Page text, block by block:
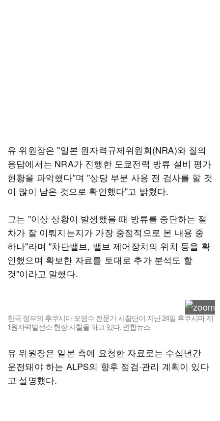
유 위원장은 "일본 원자력규제위원회(NRA)와 질의
응답에서는 NRA가 진행한 도쿄전력 방류 설비 평가
현황을 파악했다"며 "상당 부분 사용 전 검사를 할 것
이 많이 남은 것으로 확인했다"고 밝혔다.
그는 "이상 상황이 발생했을 때 방류를 중단하는 절
차가 잘 이뤄지는지가 가장 중점적으로 본 내용 중
하나"라며 "차단밸브, 밸브 제어장치의 위치 등을 확
인했으며 확보한 자료를 토대로 추가 분석도 할
것"이라고 말했다.
한국 정부의 후쿠시마 오염수 전문가 시찰단이 지난 24일 후쿠시마 제
1원자력발전소 현장 시찰을 하고 있다. 연합뉴스
유 위원장은 일본 측에 요청한 자료로는 수십년간
운전돼야 하는 ALPS의 향후 점검·관리 계획이 있다
고 설명했다.